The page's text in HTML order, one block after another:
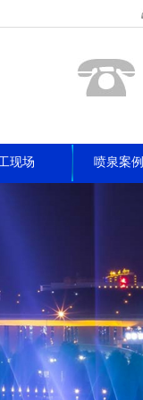
现场 喷泉案例